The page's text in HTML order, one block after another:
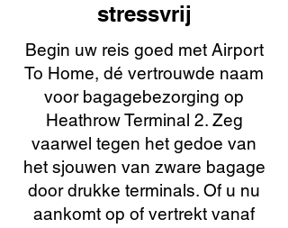
stressvrij
Begin uw reis goed met Airport
To Home, dé vertrouwde naam
voor bagagebezorging op
Heathrow Terminal 2. Zeg
vaarwel tegen het gedoe van
het sjouwen van zware bagage
door drukke terminals. Of u nu
aankomt op of vertrekt vanaf